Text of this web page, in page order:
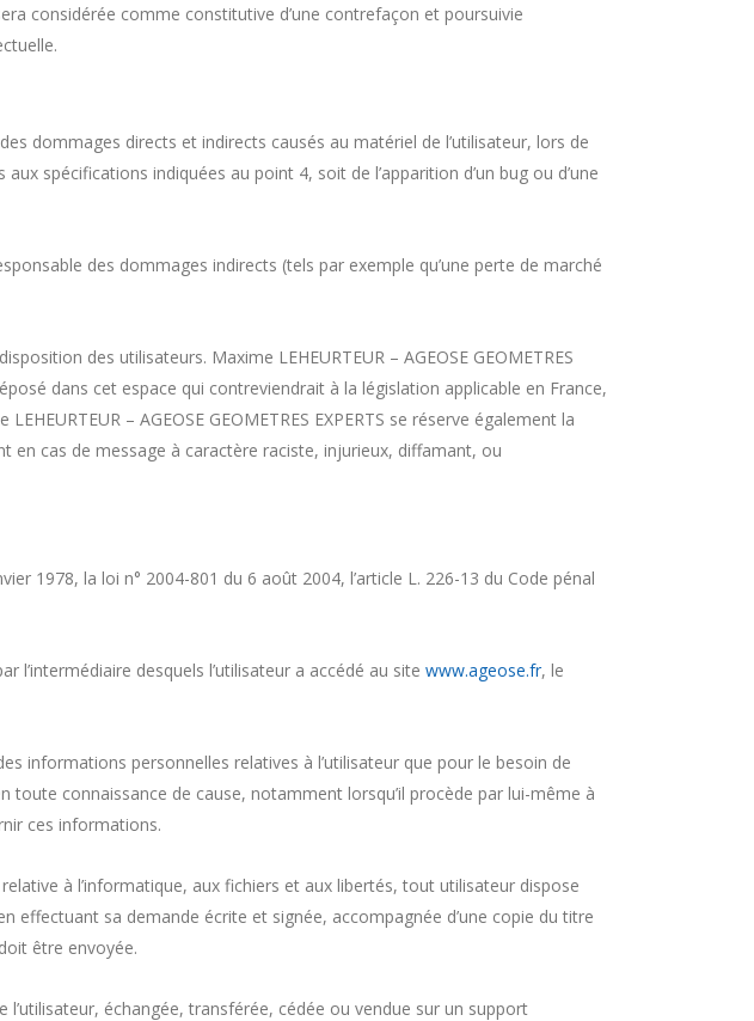
considérée comme constitutive d’une contrefaçon et poursuivie
dommages directs et indirects causés au matériel de l’utilisateur, lors de
spécifications indiquées au point 4, soit de l’apparition d’un bug ou d’une
des dommages indirects (tels par exemple qu’une perte de marché
des utilisateurs. Maxime LEHEURTEUR – AGEOSE GEOMETRES
dans cet espace qui contreviendrait à la législation applicable en France,
– AGEOSE GEOMETRES EXPERTS se réserve également la
en cas de message à caractère raciste, injurieux, diffamant, ou
1978, la loi n° 2004-801 du 6 août 2004, l’article L. 226-13 du Code pénal
l’intermédiaire desquels l’utilisateur a accédé au site www.ageose.fr, le
informations personnelles relatives à l’utilisateur que pour le besoin de
toute connaissance de cause, notamment lorsqu’il procède par lui-même à
ces informations.
à l’informatique, aux fichiers et aux libertés, tout utilisateur dispose
effectuant sa demande écrite et signée, accompagnée d’une copie du titre
être envoyée.
l’utilisateur, échangée, transférée, cédée ou vendue sur un support